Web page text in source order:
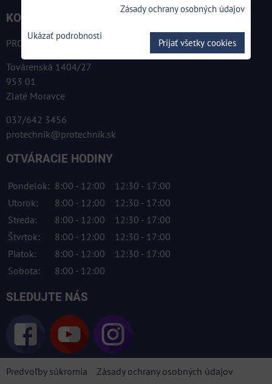
KONTAKT
PROTECHNIK s.r.o.
Továrenská 1404/27
953 01
Zlaté Moravce
037/642 3456
protechnik@protechnik.sk
OTVÁRACIE HODINY
Pondelok: 8:00 - 12:00
12:30 - 17:00
Utorok:
8:00 - 12:00
12:30 - 17:00
Streda:
8:00 - 12:00
12:30 - 17:00
Štvrtok:
8:00 - 12:00
12:30 - 17:00
Piatok:
8:00 - 12:00
12:30 - 17:00
Sobota:
8:00 - 12:00
SLEDUJTE NÁS
Predvoľby súkromia Zásady ochrany osobných údajov
Zásady ochrany osobných údajov
Ukázať podrobnosti
Prijať všetky cookies